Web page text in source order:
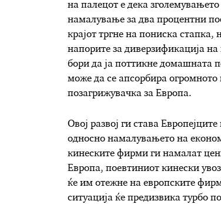
на палецот е дека
намалување за два процентни
крајот тргне на пониска стапка,
напорите за диверзификација
бори да ја поттикне домашната
може да се апсорбира огромното
позагрижувачка за Европа.
Овој развој ги става
односно намалувањето на
кинеските фирми ги намалат
Европа, поевтиниот кинески
ќе им отежне на европските
ситуација ќе предизвика турбо